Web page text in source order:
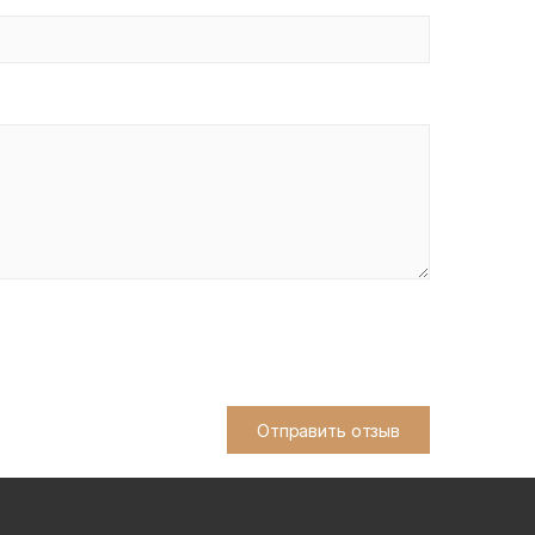
Отправить отзыв